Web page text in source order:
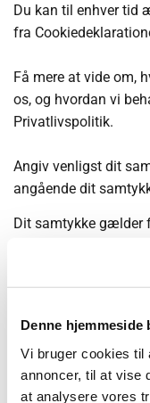
Denne hjemmeside
Vi bruger cookies til
annoncer, til at vise
at analysere vores
Du kan til enhver tid
fra
Få mere at vide om,
os, og hvordan vi
Privatlivspolitik.
Angiv venligst dit
angående dit
Dit samtykke gælder
Ændring af dit
Cookiebot
Nødvendig (3)